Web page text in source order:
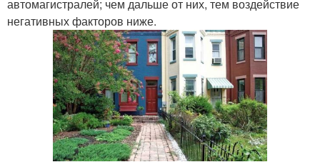
автомагистралей; чем дальше от них, тем воздействие
негативных факторов ниже.